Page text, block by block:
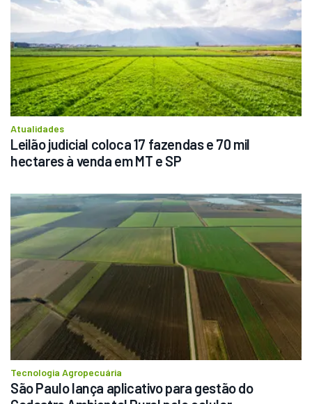
Atualidades
Leilão judicial coloca 17 fazendas e 70 mil
hectares à venda em MT e SP
Tecnologia Agropecuária
São Paulo lança aplicativo para gestão do